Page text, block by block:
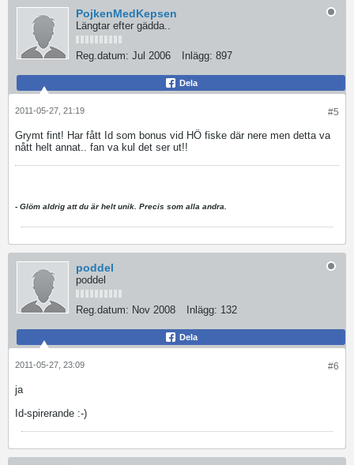
PojkenMedKepsen
Längtar efter gädda..
Reg.datum: Jul 2006 Inlägg: 897
Dela
#5
2011-05-27, 21:19
Grymt fint! Har fått Id som bonus vid HÖ fiske där nere men detta va
nått helt annat.. fan va kul det ser ut!!
- Glöm aldrig att du är helt unik. Precis som alla andra.
poddel
poddel
Reg.datum: Nov 2008 Inlägg: 132
Dela
#6
2011-05-27, 23:09
ja
Id-spirerande :-)